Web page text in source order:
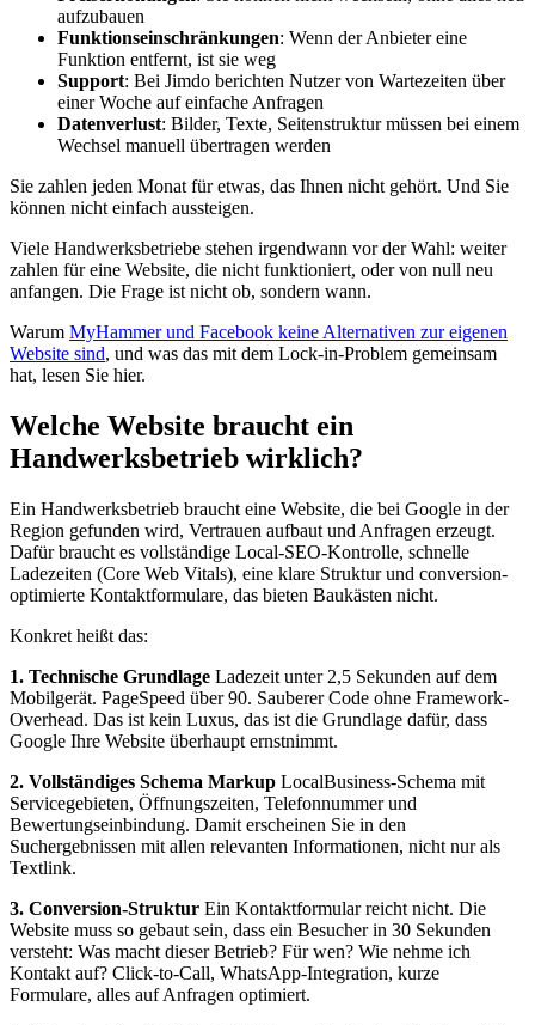
aufzubauen
Funktionseinschränkungen: Wenn der Anbieter eine
Funktion entfernt, ist sie weg
Support: Bei Jimdo berichten Nutzer von Wartezeiten über
einer Woche auf einfache Anfragen
Datenverlust: Bilder, Texte, Seitenstruktur müssen bei einem
Wechsel manuell übertragen werden
Sie zahlen jeden Monat für etwas, das Ihnen nicht gehört. Und Sie
können nicht einfach aussteigen.
Viele Handwerksbetriebe stehen irgendwann vor der Wahl: weiter
zahlen für eine Website, die nicht funktioniert, oder von null neu
anfangen. Die Frage ist nicht ob, sondern wann.
Warum MyHammer und Facebook keine Alternativen zur eigenen
Website sind, und was das mit dem Lock-in-Problem gemeinsam
hat, lesen Sie hier.
Welche Website braucht ein
Handwerksbetrieb wirklich?
Ein Handwerksbetrieb braucht eine Website, die bei Google in der
Region gefunden wird, Vertrauen aufbaut und Anfragen erzeugt.
Dafür braucht es vollständige Local-SEO-Kontrolle, schnelle
Ladezeiten (Core Web Vitals), eine klare Struktur und conversion-
optimierte Kontaktformulare, das bieten Baukästen nicht.
Konkret heißt das:
1. Technische Grundlage Ladezeit unter 2,5 Sekunden auf dem
Mobilgerät. PageSpeed über 90. Sauberer Code ohne Framework-
Overhead. Das ist kein Luxus, das ist die Grundlage dafür, dass
Google Ihre Website überhaupt ernstnimmt.
2. Vollständiges Schema Markup LocalBusiness-Schema mit
Servicegebieten, Öffnungszeiten, Telefonnummer und
Bewertungseinbindung. Damit erscheinen Sie in den
Suchergebnissen mit allen relevanten Informationen, nicht nur als
Textlink.
3. Conversion-Struktur Ein Kontaktformular reicht nicht. Die
Website muss so gebaut sein, dass ein Besucher in 30 Sekunden
versteht: Was macht dieser Betrieb? Für wen? Wie nehme ich
Kontakt auf? Click-to-Call, WhatsApp-Integration, kurze
Formulare, alles auf Anfragen optimiert.